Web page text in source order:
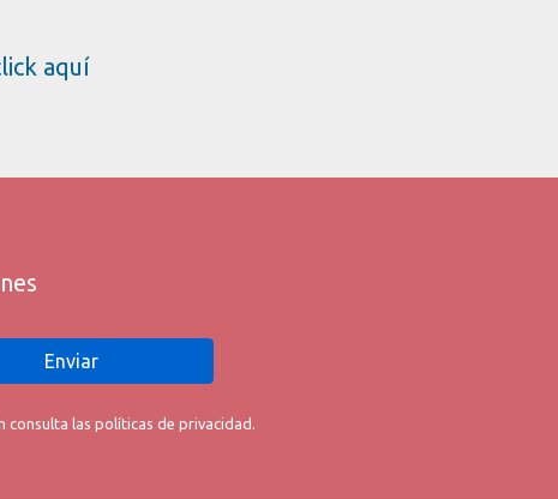
aquí
Enviar
consulta las políticas de privacidad.